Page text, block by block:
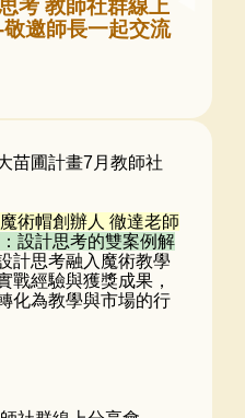
考 教師社群線上
邀師長一起交流
苗圃計畫7月教師社
術帽創辦人 徹達老師
設計思考的雙案例解
計思考融入魔術教學
戰經驗與獲獎成果，
化為教學與市場的行